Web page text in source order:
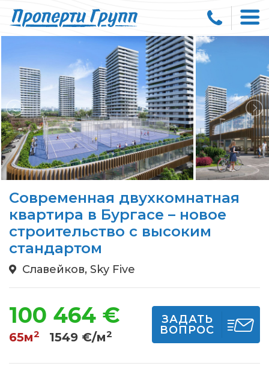
Современная двухкомнатная
квартира в Бургасе – новое
строительство с высоким
стандартом
Славейков, Sky Five
100 464 €
65м2 1549 €/м2
ЗАДАТЬ
ВОПРОС